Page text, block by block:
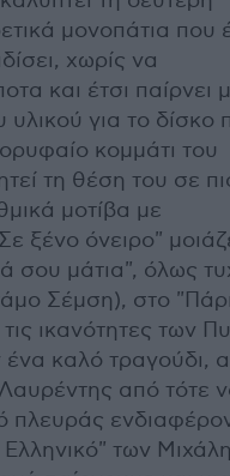
μονοπάτια που
χωρίς να
και έτσι παίρνει
υλικού για το δίσκο
κομμάτι του
τη θέση του σε
μοτίβα με
ξένο όνειρο"
σου μάτια", όλως
Σέμση), στο
ικανότητες των
ένα καλό τραγούδι,
από τότε
πλευράς
των